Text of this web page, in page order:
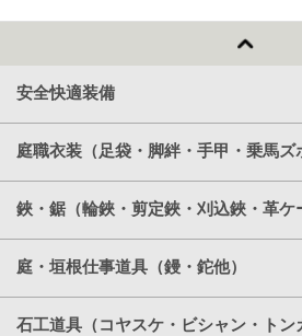
安全快適装備
庭職衣装（足袋・脚絆・手甲・乗馬ズ
鋏・鋸（輪鋏・剪定鋏・刈込鋏・革ケ
庭・垣根仕事道具（鏝・鉈他）
石工道具（コヤスケ・ビシャン・トン